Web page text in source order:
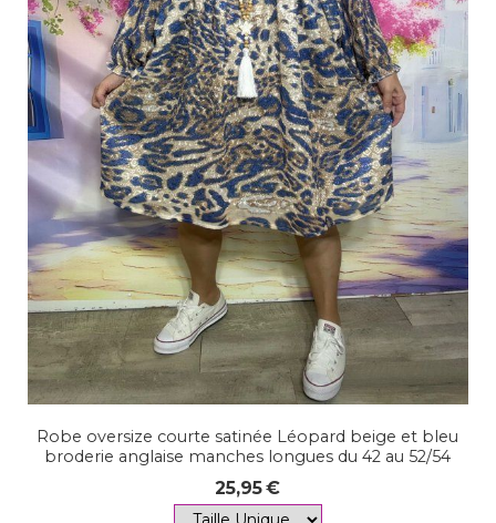
Robe oversize courte satinée Léopard beige et bleu
broderie anglaise manches longues du 42 au 52/54
25,95€